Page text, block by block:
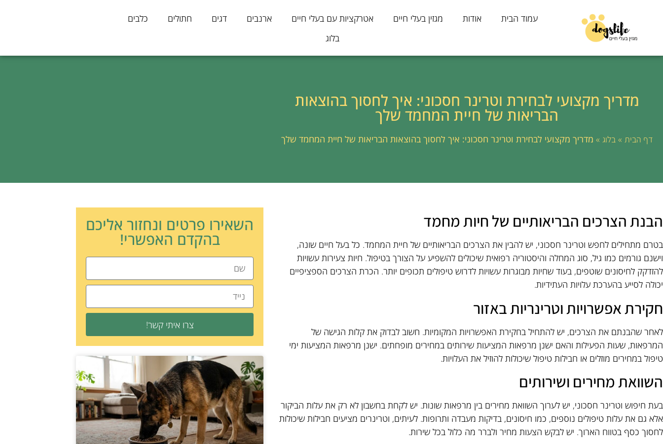
עמוד הבית אודות מגזין בעלי חיים אטרקציות עם בעלי חיים ארנבים דגים חתולים
כלבים
בלוג
מדריך מקצועי לבחירת וטרינר חסכוני: איך לחסוך בהוצאות
הבריאות של חיית המחמד שלך
דף הבית »בלוג » מדריך מקצועי לבחירת וטרינר חסכוני: איך לחסוך בהוצאות הבריאות של חיית המחמד שלך
הבנת הצרכים הבריאותיים של חיות מחמד
בטרם מתחילים לחפש וטרינר חסכוני, יש להבין את הצרכים הבריאותיים של חיית המחמד. כל בעל חיים שונה,
וישנם גורמים כמו גיל, סוג המחלה והיסטוריה רפואית שיכולים להשפיע על הצורך בטיפול. חיות צעירות עשויות
להזדקק לחיסונים שוטפים, בעוד שחיות מבוגרות עשויות לדרוש טיפולים תכופים יותר. הכרת הצרכים הספציפיים
יכולה לסייע בהערכת עלויות העתידיות.
חקירת אפשרויות וטרינריות באזור
לאחר שהבנתם את הצרכים, יש להתחיל בחקירת האפשרויות המקומיות. חשוב לבדוק את קלות הגישה של
המרפאות, שעות הפעילות והאם ישנן מרפאות המציעות שירותים במחירים מופחתים. ישנן מרפאות המציעות ימי
טיפול במחירים מוזלים או חבילות טיפול שיכולות להוזיל את העלויות.
השוואת מחירים ושירותים
בעת חיפוש וטרינר חסכוני, יש לערוך השוואת מחירים בין מרפאות שונות. יש לקחת בחשבון לא רק את עלות הביקור
אלא גם את עלות טיפולים נוספים, כמו חיסונים, בדיקות מעבדה ותרופות. לעיתים, וטרינרים מציעים חבילות שיכולות
לחסוך כסף בטווח הארוך. יש לבקש הצעות מחיר ולברר מה כלול בכל שירות.
השאירו פרטים ונחזור אליכם
בהקדם האפשרי!
צרו איתי קשר!